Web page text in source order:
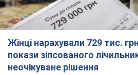
Жінці нарахували 729 тис.
покази зіпсованого
неочікуване рішення